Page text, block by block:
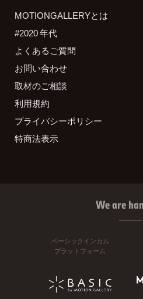
MOTIONGALLERYとは
#2020 年代
よくあるご質問
お問い合わせ
取材のご相談
利用規約
プライバシーポリシー
特商法表示
We are
ベーシックインカム
プラットフォーム